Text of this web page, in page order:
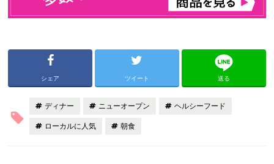
シェア ツイート 送る
ディナー ニューオープン ヘルシーフード
ローカルに人気 朝食